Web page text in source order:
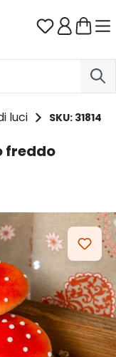
Hai 0
luci SKU: 31814
freddo